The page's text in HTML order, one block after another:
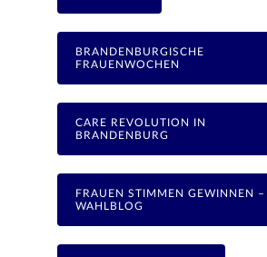
BRANDENBURGISCHE
FRAUENWOCHEN
CARE REVOLUTION IN
BRANDENBURG
FRAUEN STIMMEN GEWINNEN –
WAHLBLOG